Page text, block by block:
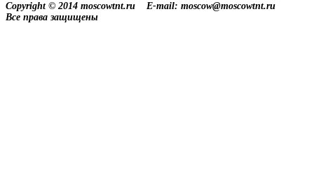
Copyright © 2014 moscowtnt.ru
E-mail: moscow@moscowtnt.ru
Все права защищены